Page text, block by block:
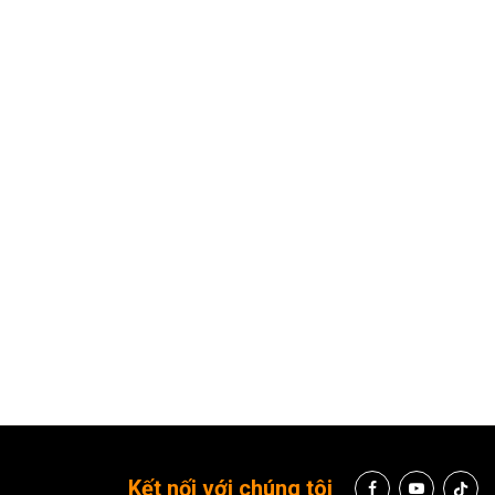
Kết nối với chúng tôi